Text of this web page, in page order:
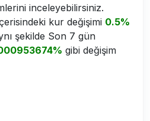
inceleyebilirsiniz.
kur değişimi 0.5%
şekilde Son 7 gün
gibi değişim